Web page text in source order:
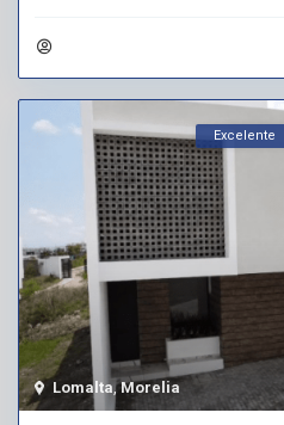
Lomalta ,Morelia
Excelente